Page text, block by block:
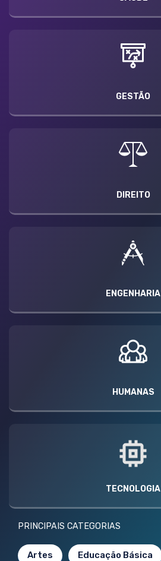
GESTÃO
DIREITO
ENGENHARIA
HUMANAS
TECNOLOGIA
PRINCIPAIS CATEGORIAS
Artes Educação Básica